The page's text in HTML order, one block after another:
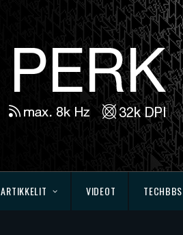
ARTIKKELIT VIDEOT TECHBBS